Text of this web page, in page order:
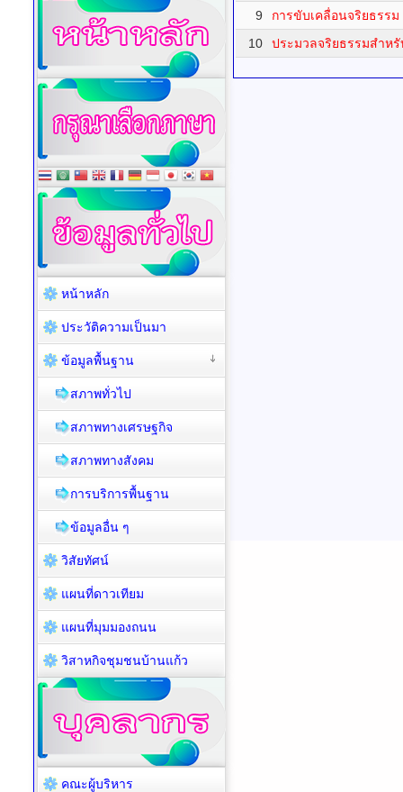
9
การขับเคลื่อนจริยธรรม
10
ประมวลจริยธรรมสำห
หน้าหลัก
ประวัติความเป็นมา
ข้อมูลพื้นฐาน
สภาพทั่วไป
สภาพทางเศรษฐกิจ
สภาพทางสังคม
การบริการพื้นฐาน
ข้อมูลอื่น ๆ
วิสัยทัศน์
แผนที่ดาวเทียม
แผนที่มุมมองถนน
วิสาหกิจชุมชนบ้านแก้ว
คณะผู้บริหาร